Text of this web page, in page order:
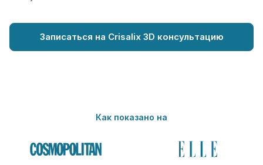
Записаться на Crisalix 3D консультацию
Как показано на